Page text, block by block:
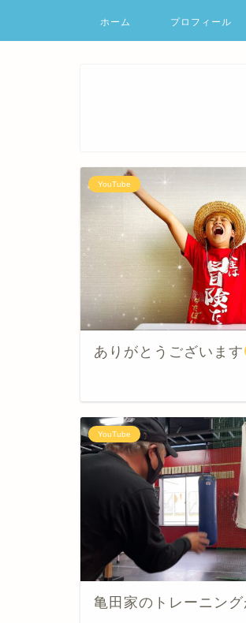
ホーム プロフィール
YouTube
ありがとうございます
YouTube
亀田家のトレーニン